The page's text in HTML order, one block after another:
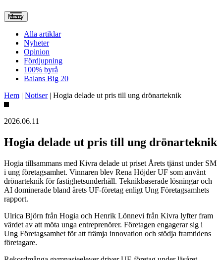
Meny
Alla artiklar
Nyheter
Opinion
Fördjupning
100% byrå
Balans Big 20
Hem | Notiser| Hogia delade ut pris till ung drönarteknik
2026.06.11
Hogia delade ut pris till ung drönarteknik
Hogia tillsammans med Kivra delade ut priset Årets tjänst under SM
i ung företagsamhet. Vinnaren blev Rena Höjder UF som använt
drönarteknik för fastighetsunderhåll. Teknikbaserade lösningar och
AI dominerade bland årets UF-företag enligt Ung Företagsamhets
rapport.
Ulrica Björn från Hogia och Henrik Lönnevi från Kivra lyfter fram
värdet av att möta unga entreprenörer. Företagen engagerar sig i
Ung Företagsamhet för att främja innovation och stödja framtidens
företagare.